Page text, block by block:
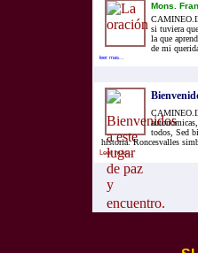
Mons.
si tuviera
la que
de mi
leer mas...
todos, Sed
historia. Roncesvalles
Leer mas...